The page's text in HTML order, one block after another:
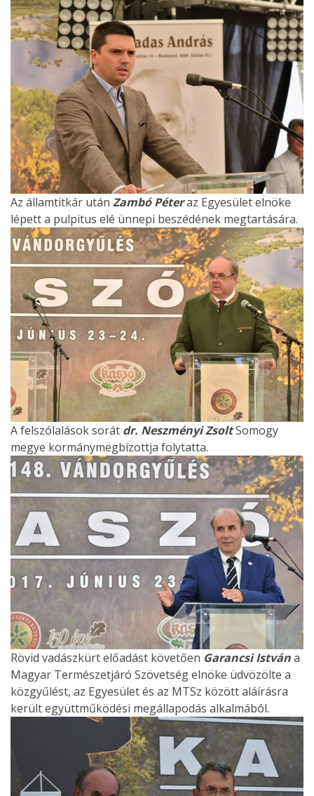
Az államtitkár után Zambó Péteraz Egyesület elnöke
lépett a pulpitus elé ünnepi beszédének megtartására.
A felszólalások sorát dr. Neszményi ZsoltSomogy
megye kormánymegbízottja folytatta.
Rövid vadászkürt előadást követően Garancsi Istvána
Magyar Természetjáró Szövetség elnöke üdvözölte a
közgyűlést, az Egyesület és az MTSz között aláírásra
került együttműködési megállapodás alkalmából.